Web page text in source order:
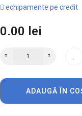
echipamente pe credit
0.00 lei
ADAUGĂ ÎN